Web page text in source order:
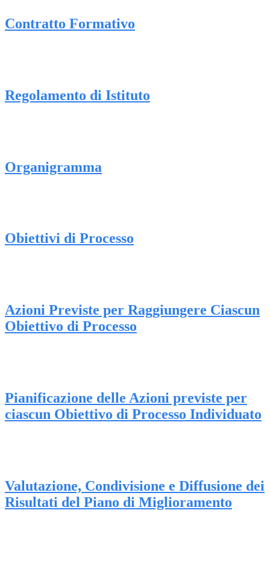
Contratto Formativo
Regolamento di Istituto
Organigramma
Obiettivi di Processo
Azioni Previste per Raggiungere Ciascun
Obiettivo di Processo
Pianificazione delle Azioni previste per
ciascun Obiettivo di Processo Individuato
Valutazione, Condivisione e Diffusione dei
Risultati del Piano di Miglioramento